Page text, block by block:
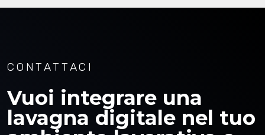
CONTATTACI
Vuoi integrare una
lavagna digitale nel tuo